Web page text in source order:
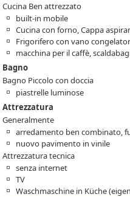
Cucina Ben attrezzato
built-in mobile
Cucina con forno, Cappa
Frigorifero con vano
macchina per il caffè,
Bagno
Bagno Piccolo con doccia
piastrelle luminose
Attrezzatura
Generalmente
arredamento ben combinato,
nuovo pavimento in vinile
Attrezzatura tecnica
senza internet
TV
Waschmaschine in Küche